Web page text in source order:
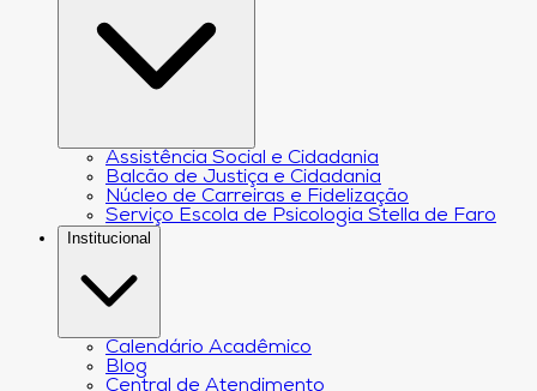
Assistência Social e Cidadania
Balcão de Justiça e Cidadania
Núcleo de Carreiras e Fidelização
Serviço Escola de Psicologia Stella de Faro
Institucional
Calendário Acadêmico
Blog
Central de Atendimento